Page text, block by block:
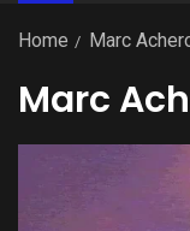
Home Marc
Marc